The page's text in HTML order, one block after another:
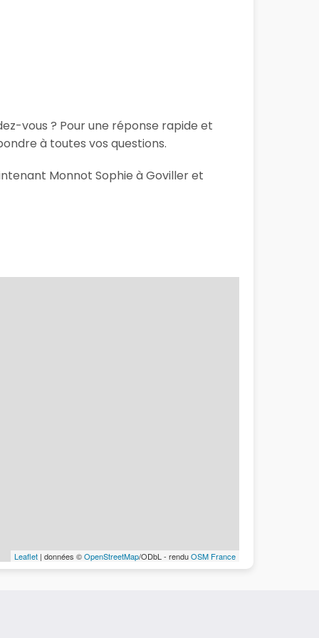
vous ? Pour une réponse rapide et
à toutes vos questions.
Monnot Sophie à Goviller et
Leaflet | données ©OpenStreetMap/ODbL - renduOSM France